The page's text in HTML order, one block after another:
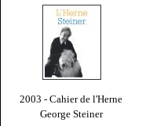
2003 - Cahier de l'Herne
George Steiner